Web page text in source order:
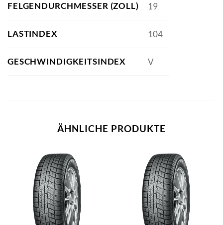
FELGENDURCHMESSER (ZOLL) 19
LASTINDEX 104
GESCHWINDIGKEITSINDEX V
ÄHNLICHE PRODUKTE